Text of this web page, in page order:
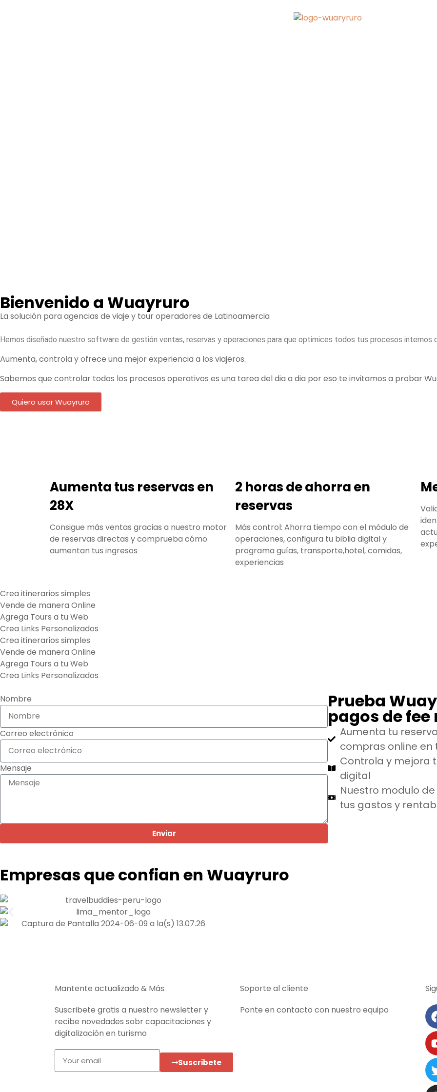
Bienvenido a Wuayruro
La solución para agencias de viaje y tour operadores de Latinoamercia
Hemos diseñado nuestro software de gestión ventas, reservas y operaciones para que optimices todos tus procesos internos
Aumenta, controla y ofrece una mejor experiencia a los viajeros.
Sabemos que controlar todos los procesos operativos es una tarea del dia a dia por eso te invitamos a probar
Quiero usar Wuayruro
Aumenta tus reservas en
28X
Consigue más ventas gracias a nuestro motor
de reservas directas y comprueba cómo
aumentan tus ingresos
2 horas de ahorra en
reservas
Más control: Ahorra tiempo con el módulo de
operaciones, configura tu biblia digital y
programa guías, transporte,hotel, comidas,
experiencias
Crea itinerarios simples
Vende de manera Online
Agrega Tours a tu Web
Crea Links Personalizados
Crea itinerarios simples
Vende de manera Online
Agrega Tours a tu Web
Crea Links Personalizados
Nombre
Correo electrónico
Mensaje
Enviar
Prueba
pagos de
Aumenta tu
compras online en
Controla y mejora
digital
Nuestro modulo
tus gastos y
Empresas que confian en Wuayruro
Mantente actualizado & Más
Suscribete gratis a nuestro newsletter y
recibe novedades sobr capacitaciones y
digitalización en turismo
Suscribete
Soporte al cliente
Ponte en contacto con nuestro equipo